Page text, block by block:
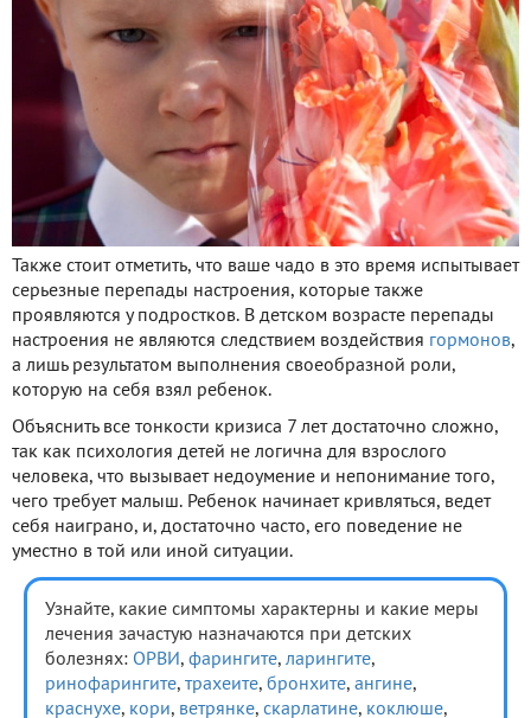
Также стоит отметить, что ваше чадо в это время испытывает
серьезные перепады настроения, которые также
проявляются у подростков. В детском возрасте перепады
настроения не являются следствием воздействия гормонов,
а лишь результатом выполнения своеобразной роли,
которую на себя взял ребенок.
Объяснить все тонкости кризиса 7 лет достаточно сложно,
так как психология детей не логична для взрослого
человека, что вызывает недоумение и непонимание того,
чего требует малыш. Ребенок начинает кривляться, ведет
себя наиграно, и, достаточно часто, его поведение не
уместно в той или иной ситуации.
Узнайте, какие симптомы характерны и какие меры
лечения зачастую назначаются при детских
болезнях: ОРВИ , фарингите, ларингите,
ринофарингите, трахеите, бронхите, ангине,
краснухе, кори, ветрянке, скарлатине, коклюше,